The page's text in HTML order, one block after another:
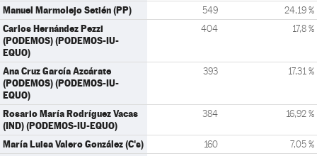
Manuel Marmolejo Setién (PP) 549 24,19 %
Carlos Hernández Pezzi
(PODEMOS) (PODEMOS-IU-
EQUO)
404 17,8 %
Ana Cruz García Azcárate
(PODEMOS) (PODEMOS-IU-
EQUO)
393 17,31 %
Rosario María Rodríguez Vacas
(IND) (PODEMOS-IU-EQUO)
384 16,92 %
María Luisa Valero González (C's) 160 7,05 %